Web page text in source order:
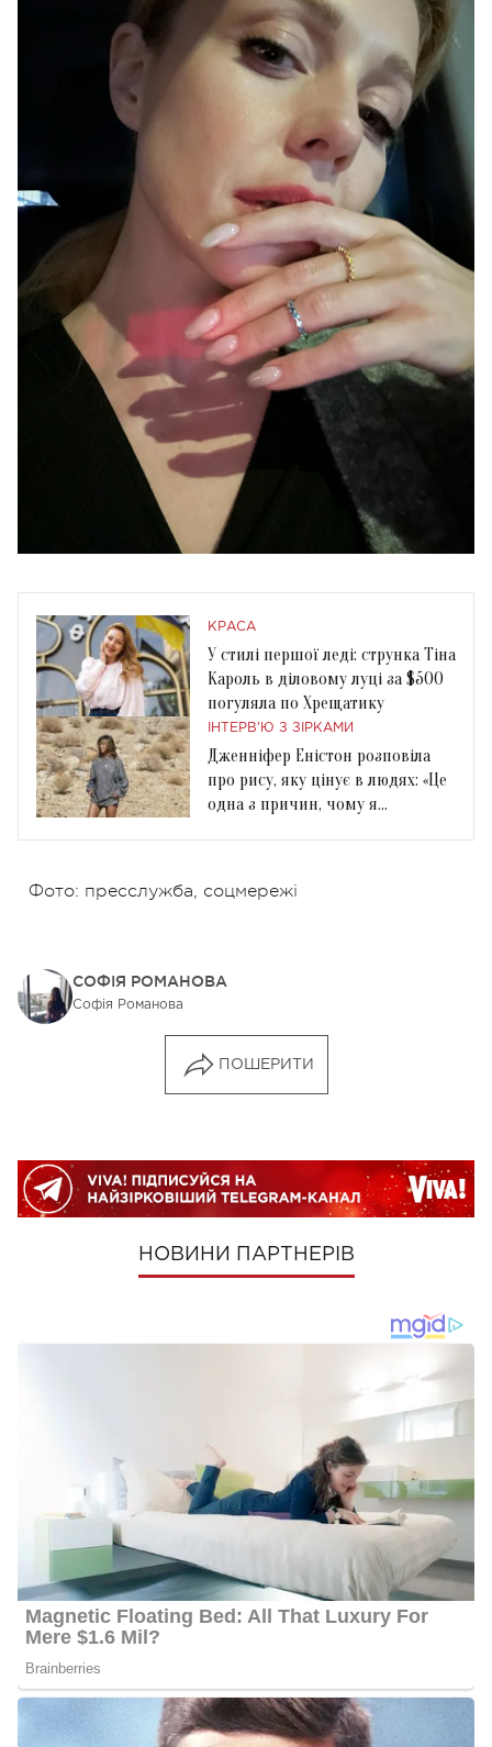
КРАСА
У стилі першої леді: струнка Тіна
Кароль в діловому луці за $500
погуляла по Хрещатику
ІНТЕРВ'Ю З ЗІРКАМИ
Дженніфер Еністон розповіла
про рису, яку цінує в людях: «Це
одна з причин, чому я
Фото: пресслужба, соцмережі
СОФІЯ РОМАНОВА
Софія Романова
ПОШЕРИТИ
НОВИНИ ПАРТНЕРІВ